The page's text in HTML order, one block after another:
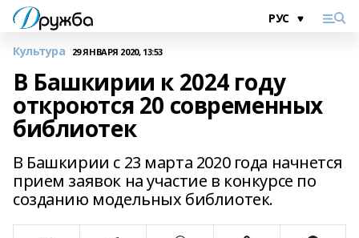
Культура 29 ЯНВАРЯ 2020, 13:53
В Башкирии к 2024 году
откроются 20 современных
библиотек
В Башкирии с 23 марта 2020 года начнется
прием заявок на участие в конкурсе по
созданию модельных библиотек.